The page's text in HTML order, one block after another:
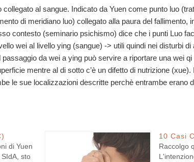
collegato al sangue. Indicato da Yuen come punto luo
di meridiano luo) collegato alla paura del fallimento,
contesto (seminario psichismo) dice che i punti Luo
wei al livello ying (sangue) -> utili quindi nei disturbi
passaggio da wei a ying può servire a riportare una wei
mentre al di sotto c’è un difetto di nutrizione (xue).
le sue localizzazioni descritte perchè entrambe erano
di Yuen
sto
10 Casi
Raccolgo